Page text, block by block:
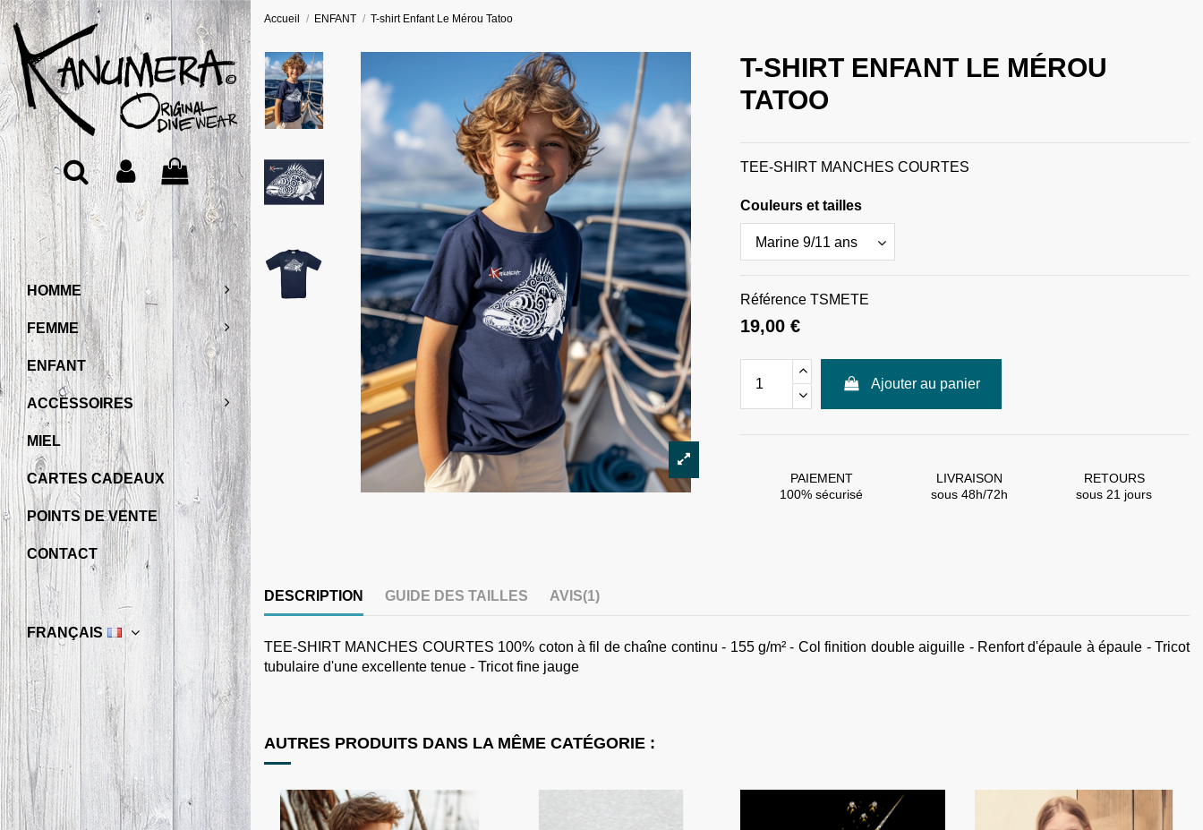
HOMME
FEMME
ENFANT
ACCESSOIRES
MIEL
CARTES CADEAUX
POINTS DE VENTE
CONTACT
FRANÇAIS
Accueil ENFANT T-shirt Enfant Le Mérou Tatoo
T-SHIRT ENFANT LE MÉROU
TATOO
TEE-SHIRT MANCHES COURTES
Couleurs et tailles
Référence TSMETE
19,00 €
Ajouter au panier
PAIEMENT
100% sécurisé
LIVRAISON
sous 48h/72h
RETOURS
sous 21 jours
DESCRIPTION GUIDE DES TAILLES AVIS(1)
TEE-SHIRT MANCHES COURTES 100% coton à fil de chaîne continu - 155 g/m² - Col finition double aiguille - Renfort d'épaule à épaule - Tricot
tubulaire d'une excellente tenue - Tricot fine jauge
AUTRES PRODUITS DANS LA MÊME CATÉGORIE :